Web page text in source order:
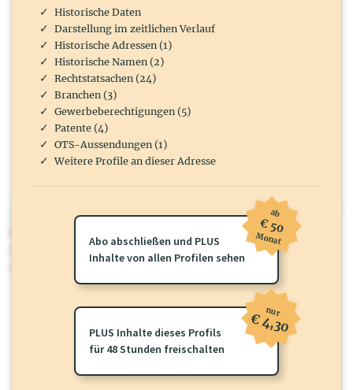
wirtschaft.at PLUS
wirtschaft.at PLUS Inhalte
Sie momentan nicht einsehen können. Schalten Sie dieses Profil frei
oder loggen Sie sich ein um diese Inhalte zu sehen.
Historische Daten
Darstellung im zeitlichen Verlauf
Historische Adressen (1)
Historische Namen (2)
Rechtstatsachen (24)
Branchen (3)
Gewerbeberechtigungen (5)
Patente (4)
OTS-Aussendungen (1)
Weitere Profile an dieser Adresse
Abo abschließen und PLUS
Inhalte von allen Profilen sehen
ab
€ 50
Monat
PLUS Inhalte dieses Profils
für 48 Stunden freischalten
nur
€ 4,30